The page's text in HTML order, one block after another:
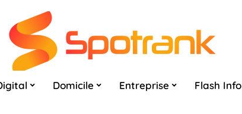
Domicile Entreprise Flash Info